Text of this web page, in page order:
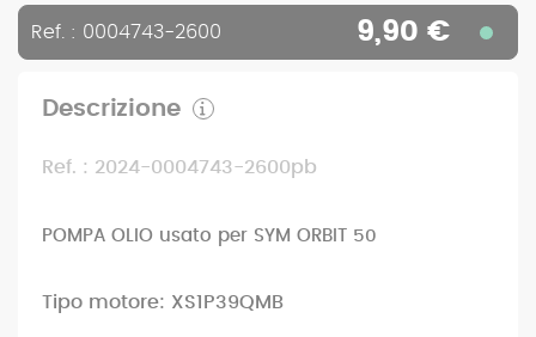
Ref. : 0004743-2600 9,90 €
Descrizione
Ref. : 2024-0004743-2600pb
POMPA OLIO usato per SYM ORBIT 50
Tipo motore: XS1P39QMB